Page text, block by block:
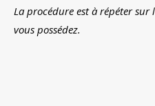
La procédure est à répéter sur
vous possédez.